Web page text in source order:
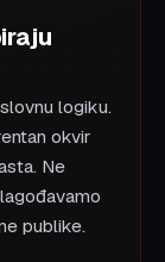
logiku.
okvir
Ne
publike.